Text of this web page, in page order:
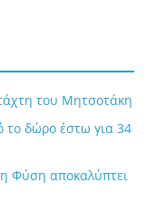
του Μητσοτάκη
το δώρο έστω για 34
Φύση αποκαλύπτει